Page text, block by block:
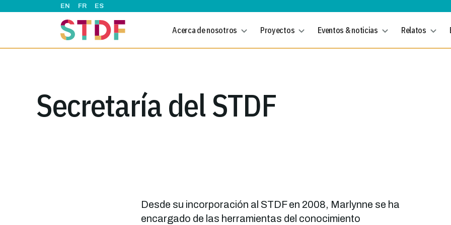
Pasar al contenido principal
EN FR ES
Acerca de nosotros Proyectos Eventos & noticias Relatos
Secretaría del STDF
Desde su incorporación al STDF en 2008, Marlynne se ha
encargado de las herramientas del conocimiento